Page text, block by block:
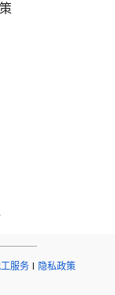
服务 隐私政策